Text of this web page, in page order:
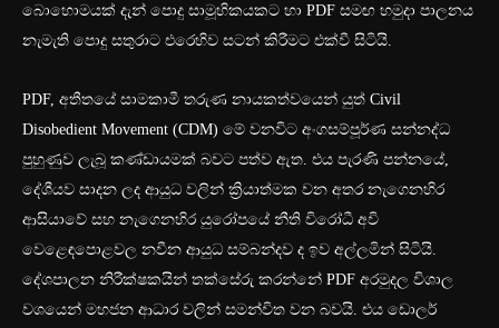
බොහොමයක් දැන් පොදු සාමූහිකයකට හා PDF සමඟ හමුදා පාලනය
නැමැති පොදු සතුරාට එරෙහිව සටන් කිරීමට එක්වී සිටියි.
PDF, අතීතයේ සාමකාමී තරුණ නායකත්වයෙන් යුත් Civil
Disobedient Movement (CDM) මේ වනවිට අංගසම්පූර්ණ සන්නද්ධ
පුහුණුව ලැබූ කණ්ඩායමක් බවට පත්ව ඇත. එය පැරණි පන්නයේ,
දේශීයව සාදන ලද ආයුධ වලින් ක්‍රියාත්මක වන අතර නැගෙනහිර
ආසියාවේ සහ නැගෙනහිර යුරෝපයේ නීති විරෝධී අවි
වෙළෙඳපොළවල නවීන ආයුධ සම්බන්දව ද ඉව අල්ලමින් සිටියි.
දේශපාලන නිරීක්ෂකයින් තක්සේරු කරන්නේ PDF අරමුදල විශාල
වශයෙන් මහජන ආධාර වලින් සමන්විත වන බවයි. එය ඩොලර්